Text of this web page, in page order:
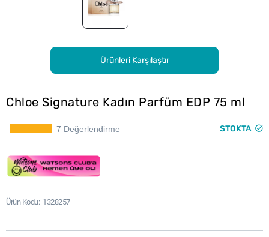
Ürünleri Karşılaştır
Chloe Signature Kadın Parfüm EDP 75 ml
7 Değerlendirme STOKTA
Ürün Kodu 1328257